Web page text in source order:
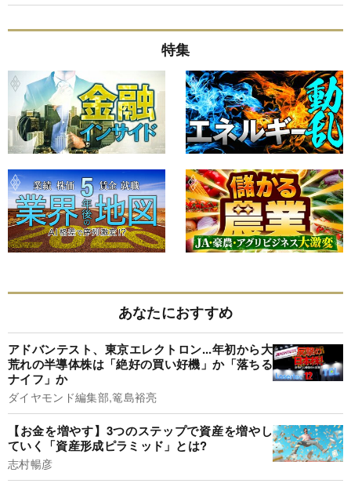
特集
あなたにおすすめ
アドバンテスト、東京エレクトロン...年初から大
荒れの半導体株は「絶好の買い好機」か「落ちる
ナイフ」か
ダイヤモンド編集部,篭島裕亮
【お金を増やす】3つのステップで資産を増やし
ていく「資産形成ピラミッド」とは?
志村暢彦